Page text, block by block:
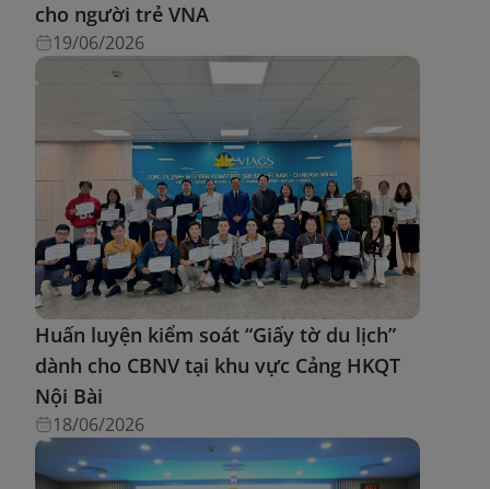
cho người trẻ VNA
19/06/2026
Huấn luyện kiểm soát “Giấy tờ du lịch”
dành cho CBNV tại khu vực Cảng HKQT
Nội Bài
18/06/2026